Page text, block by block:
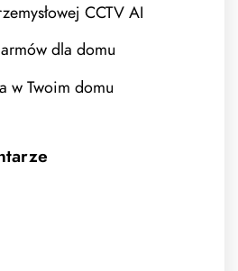
CCTV AI
dla domu
w Twoim domu